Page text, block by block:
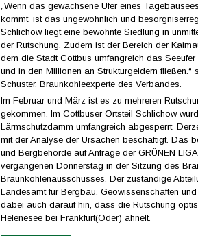
„Wenn das gewachsene Ufer eines
kommt, ist das ungewöhnlich und
Schlichow liegt eine bewohnte Siedlung in
der Rutschung. Zudem ist der Bereich der
dem die Stadt Cottbus umfangreich das Seeufer
und in den Millionen an Strukturgeldern fließen.“
Schuster, Braunkohleexperte des Verbandes.
Im Februar und März ist es zu mehreren
gekommen. Im Cottbuser Ortsteil Schlichow
Lärmschutzdamm umfangreich abgesperrt.
mit der Analyse der Ursachen beschäftigt. Das
und Bergbehörde auf Anfrage der GRÜNEN
vergangenen Donnerstag in der Sitzung des
Braunkohlenausschusses. Der zuständige
Landesamt für Bergbau, Geowissenschaften
dabei auch darauf hin, dass die Rutschung
Helenesee bei Frankfurt(Oder) ähnelt.